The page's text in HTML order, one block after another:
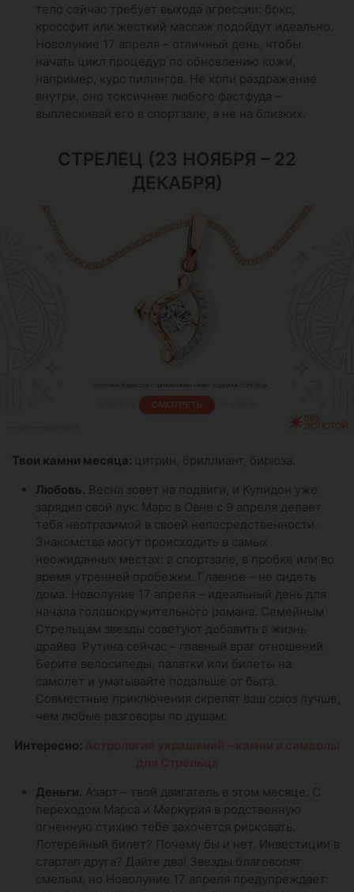
тело сейчас требует выхода агрессии: бокс,
кроссфит или жесткий массаж подойдут идеально.
Новолуние 17 апреля – отличный день, чтобы
начать цикл процедур по обновлению кожи,
например, курс пилингов. Не копи раздражение
внутри, оно токсичнее любого фастфуда –
выплескивай его в спортзале, а не на близких.
СТРЕЛЕЦ (23 НОЯБРЯ – 22
ДЕКАБРЯ)
Твои камни месяца:
цитрин, бриллиант, бирюза.
Любовь. Весна зовет на подвиги, и Купидон уже
зарядил свой лук. Марс в Овне с 9 апреля делает
тебя неотразимой в своей непосредственности.
Знакомства могут происходить в самых
неожиданных местах: в спортзале, в пробке или во
время утренней пробежки. Главное – не сидеть
дома. Новолуние 17 апреля – идеальный день для
начала головокружительного романа. Семейным
Стрельцам звезды советуют добавить в жизнь
драйва. Рутина сейчас – главный враг отношений.
Берите велосипеды, палатки или билеты на
самолет и уматывайте подальше от быта.
Совместные приключения скрепят ваш союз лучше,
чем любые разговоры по душам.
Интересно:
Деньги. Азарт – твой двигатель в этом месяце. С
переходом Марса и Меркурия в родственную
огненную стихию тебе захочется рисковать.
Лотерейный билет? Почему бы и нет. Инвестиции в
стартап друга? Дайте два! Звезды благоволят
смелым, но Новолуние 17 апреля предупреждает: